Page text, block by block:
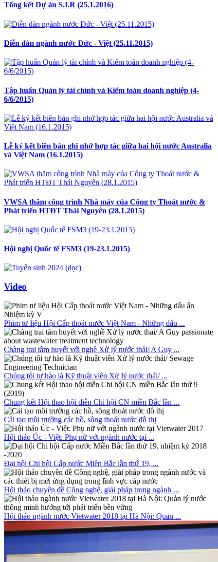
Tổng kết Dự án S.I.R (25.1.2016)
Diễn đàn ngành nước Đức - Việt (25.11.2015)
Tập huấn Quản lý tài chính và Kiểm toán doanh nghiệp (4-
6/6/2015)
Lễ ký kết biên bản ghi nhớ hợp tác giữa hai hội nước Australia
và Việt Nam (16.1.2015)
VWSA thăm công trình Nhà máy của Công ty Thoát nước &
Phát triển HTĐT Thái Nguyên (28.1.2015)
Hội nghị Quốc tế FSM3 (19-23.1.2015)
Video
Phim tư liệu Hội Cấp thoát nước Việt Nam - Những dấu ...
Chàng trai tâm huyết với nghề Xử lý nước thải/ A Guy ...
Chúng tôi tự hào là Kỹ thuật viên Xử lý nước thải/ ...
Chung kết Hội thao hội diễn Chi hội CN miền Bắc lần ...
Cải tạo môi trường các hồ, sông thoát nước đô thị
Hội thảo Úc - Việt: Phụ nữ với ngành nước tại ...
Đại hội Chi hội Cấp nước Miền Bắc lần thứ 19, ...
Hội thảo chuyên đề Công nghệ, giải pháp trong ngành ...
Hội thảo ngành nước Vietwater 2018 tại Hà Nội: Quản ...